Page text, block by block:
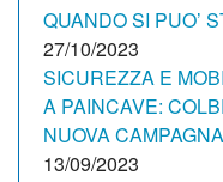
QUANDO SI PUO’
27/10/2023
SICUREZZA E
A PAINCAVE:
NUOVA
13/09/2023